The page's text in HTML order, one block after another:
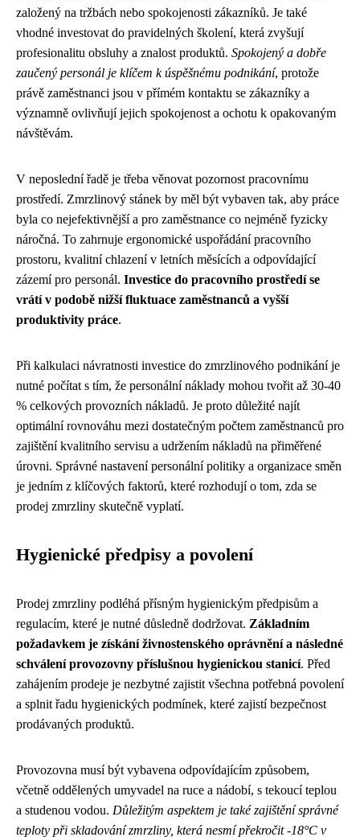
založený na tržbách nebo spokojenosti zákazníků. Je také
vhodné investovat do pravidelných školení, která zvyšují
profesionalitu obsluhy a znalost produktů. Spokojený a dobře
zaučený personál je klíčem k úspěšnému podnikání, protože
právě zaměstnanci jsou v přímém kontaktu se zákazníky a
významně ovlivňují jejich spokojenost a ochotu k opakovaným
návštěvám.
V neposlední řadě je třeba věnovat pozornost pracovnímu
prostředí. Zmrzlinový stánek by měl být vybaven tak, aby práce
byla co nejefektivnější a pro zaměstnance co nejméně fyzicky
náročná. To zahrnuje ergonomické uspořádání pracovního
prostoru, kvalitní chlazení v letních měsících a odpovídající
zázemí pro personál. Investice do pracovního prostředí se
vrátí v podobě nižší fluktuace zaměstnanců a vyšší
produktivity práce.
Při kalkulaci návratnosti investice do zmrzlinového podnikání je
nutné počítat s tím, že personální náklady mohou tvořit až 30-40
% celkových provozních nákladů. Je proto důležité najít
optimální rovnováhu mezi dostatečným počtem zaměstnanců pro
zajištění kvalitního servisu a udržením nákladů na přiměřené
úrovni. Správné nastavení personální politiky a organizace směn
je jedním z klíčových faktorů, které rozhodují o tom, zda se
prodej zmrzliny skutečně vyplatí.
Hygienické předpisy a povolení
Prodej zmrzliny podléhá přísným hygienickým předpisům a
regulacím, které je nutné důsledně dodržovat. Základním
požadavkem je získání živnostenského oprávnění a následné
schválení provozovny příslušnou hygienickou stanicí. Před
zahájením prodeje je nezbytné zajistit všechna potřebná povolení
a splnit řadu hygienických podmínek, které zajistí bezpečnost
prodávaných produktů.
Provozovna musí být vybavena odpovídajícím způsobem,
včetně oddělených umyvadel na ruce a nádobí, s tekoucí teplou
a studenou vodou. Důležitým aspektem je také zajištění správné
teploty při skladování zmrzliny, která nesmí překročit -18°C v